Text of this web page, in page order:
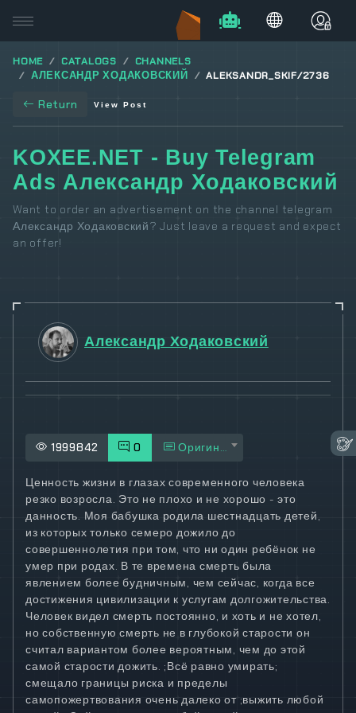
HOME CATALOGS
CHANNELS
АЛЕКСАНДР ХОДАКОВСКИЙ
ALEKSANDR_SKIF/2736
Return View Post
KOXEE.NET - Buy Telegram
Ads Александр Ходаковский
Want to order an advertisement on the channel telegram
Александр Ходаковский? Just leave a request and expect
an offer!
Александр Ходаковский
1999842 0 Оригинал
Ценность жизни в глазах современного человека
резко возросла. Это не плохо и не хорошо - это
данность. Моя бабушка родила шестнадцать детей,
из которых только семеро дожило до
совершеннолетия при том, что ни один ребёнок не
умер при родах. В те времена смерть была
явлением более будничным, чем сейчас, когда все
достижения цивилизации к услугам долгожительства.
Человек видел смерть постоянно, и хоть и не хотел,
но собственную смерть не в глубокой старости он
считал вариантом более вероятным, чем до этой
самой старости дожить. ;Всё равно умирать;
смещало границы риска и пределы
самопожертвования очень далеко от ;выжить любой